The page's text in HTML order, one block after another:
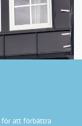
för att förbättra